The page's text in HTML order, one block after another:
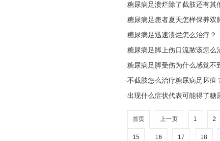
·糖尿病足溃烂除了截肢还有其
·糖尿病足患者夏天怎样保养双
·糖尿病足迅速溃烂怎么治疗？
·糖尿病足脚上伤口流脓该怎么
·糖尿病足脚受伤为什么感觉不
·不截肢怎么治疗糖尿病足坏疽
· 出现什么症状代表可能得了糖
首页 上一页 1 2
15 16 17 18